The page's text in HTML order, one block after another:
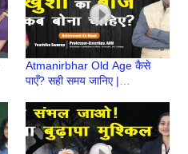
Atmanirbhar Old Age कैसे
पाएँ? सही समय जानिए |
| Retirement Ke Baad